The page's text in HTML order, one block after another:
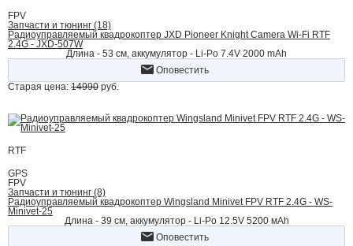
FPV
Запчасти и тюнинг (18)
Радиоуправляемый квадрокоптер JXD Pioneer Knight Camera Wi-Fi RTF
2.4G - JXD-507W
Длина - 53 см, аккумулятор - Li-Po 7.4V 2000 mAh
Оповестить
Старая цена: 14990 руб.
RTF
GPS
FPV
Запчасти и тюнинг (8)
Радиоуправляемый квадрокоптер Wingsland Minivet FPV RTF 2.4G - WS-
Minivet-25
Длина - 39 см, аккумулятор - Li-Po 12.5V 5200 мАh
Оповестить